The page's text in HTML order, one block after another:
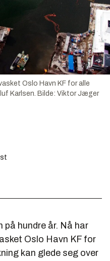
Oslo Havn KF for alle
Karlsen. Bilde: Viktor Jæger
på hundre år. Nå har
Oslo Havn KF for
kan glede seg over